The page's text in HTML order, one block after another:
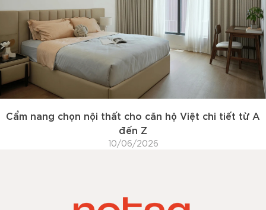
Cẩm nang chọn nội thất cho căn hộ Việt chi tiết từ A
đến Z
10/06/2026